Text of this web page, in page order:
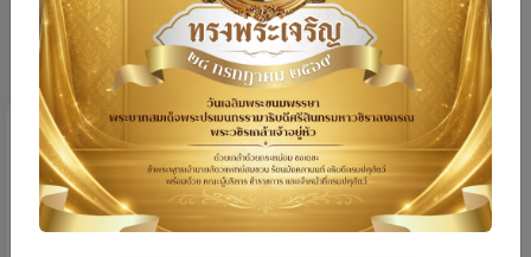
รับสมัครงาน
PREVNEXT